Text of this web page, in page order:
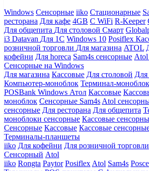
Windows Сенсорные iiko Стационарные
ресторана Для кафе 4GB С WiFi R-Keeper
Для общепита Для столовой Смарт
i3 Datavan Для 1С Windows 10 Posiflex
розничной торговли Для магазина ATOL
кофейни Для horeca Sam4s сенсорные Atol
Сенсорные на Windows
Для магазина Кассовые Для столовой Для
Компьютер-моноблок Терминал-моноблок
POSBank Windows Атол Кассовые
моноблок Сенсорные Sam4s Atol
сенсорные Для ресторана Для общепита
моноблоки сенсорные Кассовые
Сенсорные Кассовые Кассовые
Терминалы-планшеты
iiko Для кофейни Для розничной торговли
Сенсорный Atol
iiko Rongta Paytor Posiflex Atol Sam4s